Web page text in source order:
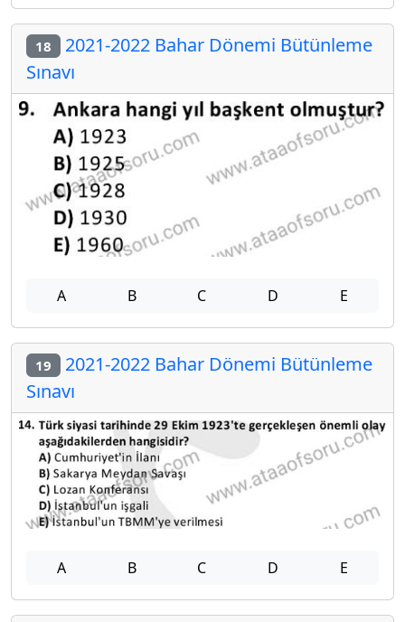
18 2021-2022 Bahar Dönemi Bütünleme
Sınavı
A B C D E
19 2021-2022 Bahar Dönemi Bütünleme
Sınavı
A B C D E